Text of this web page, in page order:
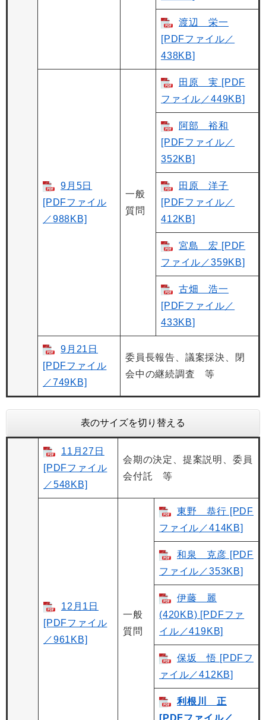
渡辺 栄一
[PDFファイル／
438KB]
9月5日
[PDFファイル
／988KB]
一般
質問
田原 実 [PDF
ファイル／449KB]
阿部 裕和
[PDFファイル／
352KB]
田原 洋子
[PDFファイル／
412KB]
宮島 宏 [PDF
ファイル／359KB]
古畑 浩一
[PDFファイル／
433KB]
9月21日
[PDFファイル
／749KB]
委員長報告、議案採決、閉
会中の継続調査 等
表のサイズを切り替える
11月27日
[PDFファイル
／548KB]
会期の決定、提案説明、委員
会付託 等
12月1日
[PDFファイル
／961KB]
一般
質問
東野 恭行 [PDF
ファイル／414KB]
和泉 克彦 [PDF
ファイル／353KB]
伊藤 麗
(420KB) [PDFファ
イル／419KB]
保坂 悟 [PDFフ
ァイル／412KB]
利根川 正
[PDFファイル／